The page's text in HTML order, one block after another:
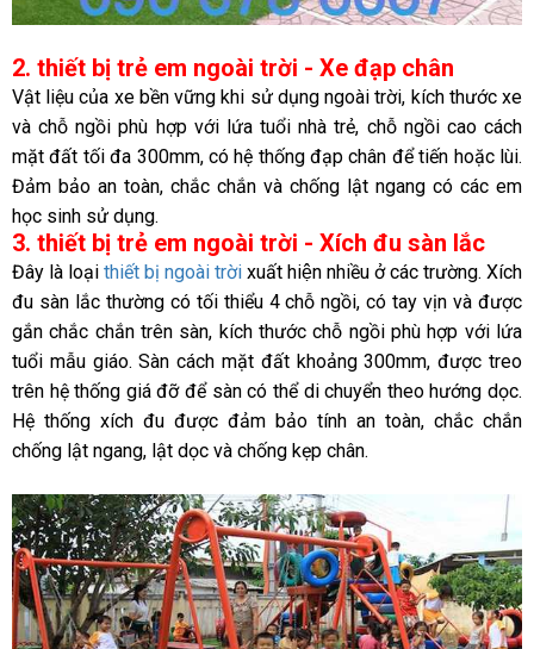
2. thiết bị trẻ em ngoài trời - Xe đạp chân
Vật liệu của xe bền vững khi sử dụng ngoài trời, kích thước xe
và chỗ ngồi phù hợp với lứa tuổi nhà trẻ, chỗ ngồi cao cách
mặt đất tối đa 300mm, có hệ thống đạp chân để tiến hoặc lùi.
Đảm bảo an toàn, chắc chắn và chống lật ngang có các em
học sinh sử dụng.
3. thiết bị trẻ em ngoài trời - Xích đu sàn lắc
Đây là loại thiết bị ngoài trời xuất hiện nhiều ở các trường. Xích
đu sàn lắc thường có tối thiểu 4 chỗ ngồi, có tay vịn và được
gắn chắc chắn trên sàn, kích thước chỗ ngồi phù hợp với lứa
tuổi mẫu giáo. Sàn cách mặt đất khoảng 300mm, được treo
trên hệ thống giá đỡ để sàn có thể di chuyển theo hướng dọc.
Hệ thống xích đu được đảm bảo tính an toàn, chắc chắn
chống lật ngang, lật dọc và chống kẹp chân.